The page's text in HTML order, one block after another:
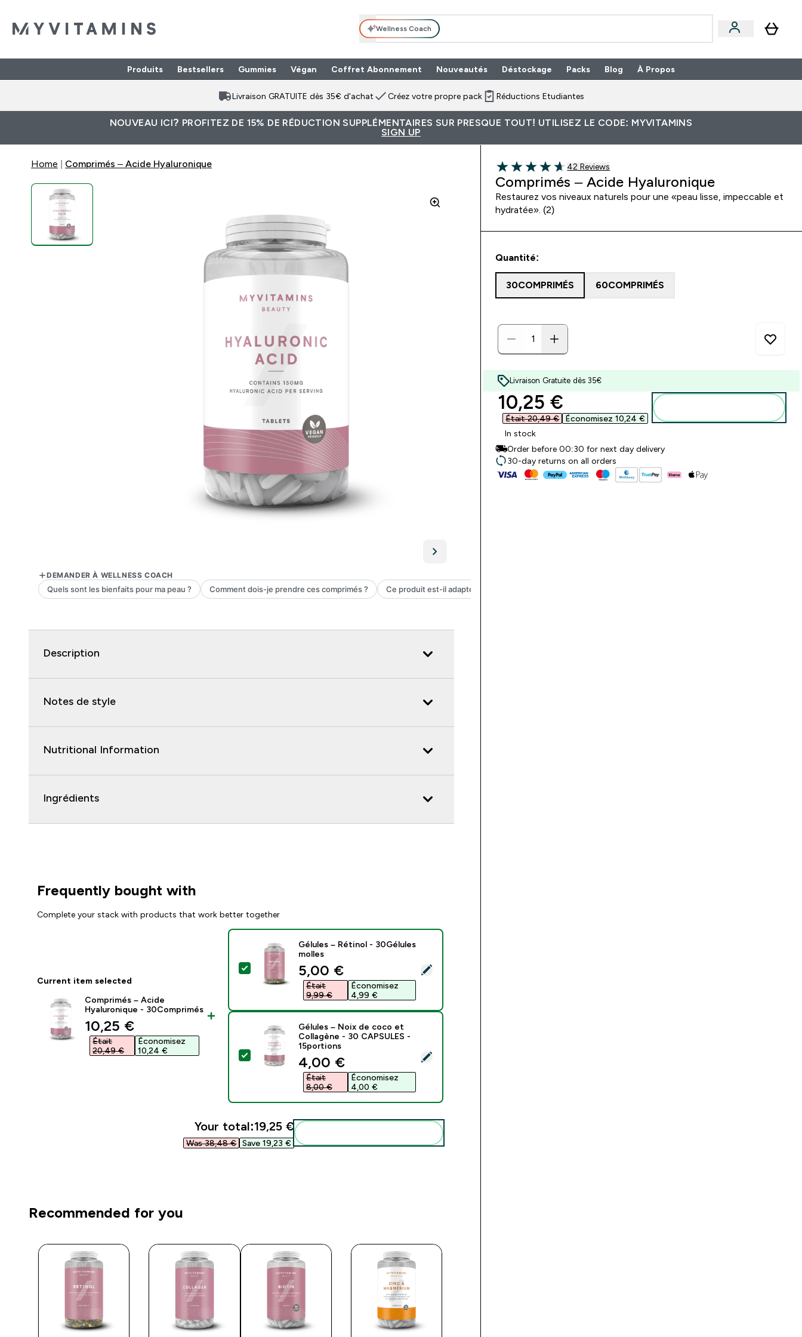
Wellness Coach
Produits Enter Produits submenu
Bestsellers Gummies Végan Coffret Abonnement Nouveautés Déstockage Packs Enter Packs submenu
Blog À Propos
Livraison GRATUITE dès 35€ d'achat Créez votre propre pack Réductions Etudiantes
NOUVEAU ICI? PROFITEZ DE 15% DE RÉDUCTION SUPPLÉMENTAIRES SUR PRESQUE TOUT! UTILISEZ LE CODE: MYVITAMINS
SIGN UP
Home Comprimés – Acide Hyaluronique
Description
Notes de style
Nutritional Information
Ingrédients
Frequently bought with
Complete your stack with products that work better together
Current item selected
Comprimés – Acide
Hyaluronique - 30Comprimés
discounted price
10,25 €‎
Était
20,49 €‎
Économisez
10,24 €‎
Select this product - Gélules – Rétinol - 30Gélules molles
Gélules – Rétinol - 30Gélules
molles
discounted price
5,00 €‎
Était
9,99 €‎
Économisez
4,99 €‎
Select this product - Gélules – Noix de coco et Collagène - 30 CAPSULES - 15portions
Gélules – Noix de coco et
Collagène - 30 CAPSULES -
15portions
discounted price
4,00 €‎
Était
8,00 €‎
Économisez
4,00 €‎
Your total:19,25 €‎
Was 38,48 €‎ Save 19,23 €‎
Recommended for you
4.67 out of 5 stars
42 customer reviews
42 Reviews
Comprimés – Acide Hyaluronique
Restaurez vos niveaux naturels pour une «peau lisse, impeccable et
hydratée». (2)
Quantité:
30COMPRIMÉS 60COMPRIMÉS
Livraison Gratuite dès 35€
discounted price
10,25 €‎
Était 20,49 €‎ Économisez 10,24 €‎
In stock
Order before 00:30 for next day delivery
30-day returns on all orders